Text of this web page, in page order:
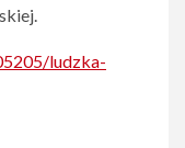
ludzka-